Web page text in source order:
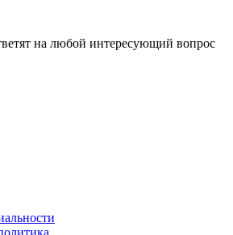
на любой интересующий вопрос